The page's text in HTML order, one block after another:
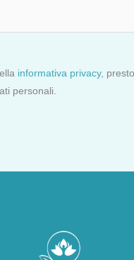
informativa privacy,
personali.